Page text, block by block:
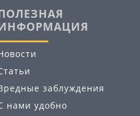
заблуждения
нами удобно